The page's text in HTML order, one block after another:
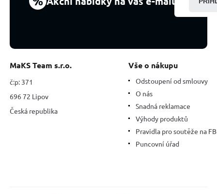
/
symbol
propojení
MaKS Team s.r.o.
č:p: 371
696 72 Lipov
Česká republika
Vše o nákupu
Odstoupení od smlouvy
O nás
Snadná reklamace
Výhody produktů
Pravidla pro soutěže na FB
Puncovní úřad